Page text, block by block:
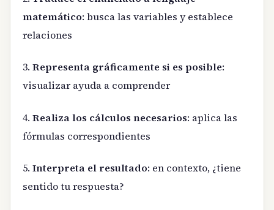
matemático: busca las variables y establece
relaciones
3. Representa gráficamente si es posible:
visualizar ayuda a comprender
4. Realiza los cálculos necesarios: aplica las
fórmulas correspondientes
5. Interpreta el resultado: en contexto, ¿tiene
sentido tu respuesta?